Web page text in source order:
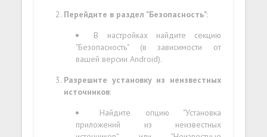
Перейдите в раздел "Безопасность":
В настройках найдите секцию
"Безопасность" (в зависимости от
вашей версии Android).
Разрешите установку из неизвестных
источников:
Найдите опцию "Установка
приложений из неизвестных